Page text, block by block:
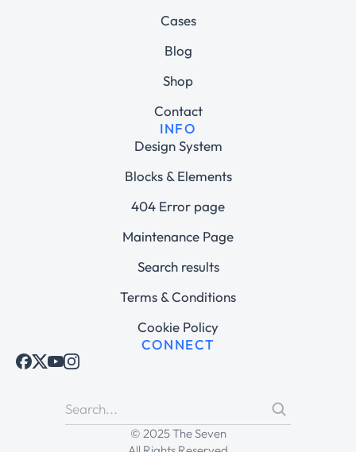
Cases
Blog
Shop
Contact
INFO
Design System
Blocks & Elements
404 Error page
Maintenance Page
Search results
Terms & Conditions
Cookie Policy
CONNECT
© 2025 The Seven